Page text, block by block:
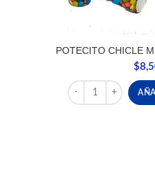
POTECITO CHICLE
$
POTECITO